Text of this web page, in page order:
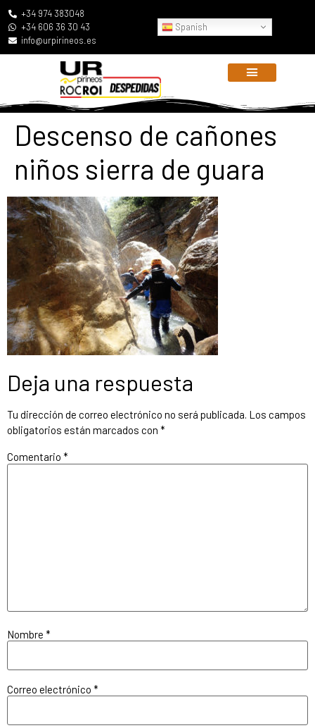
+34 974 383048
+34 606 36 30 43
info@urpirineos.es
Spanish
Descenso de cañones
niños sierra de guara
Deja una respuesta
Tu dirección de correo electrónico no será publicada. Los campos
obligatorios están marcados con *
Comentario *
Nombre *
Correo electrónico *